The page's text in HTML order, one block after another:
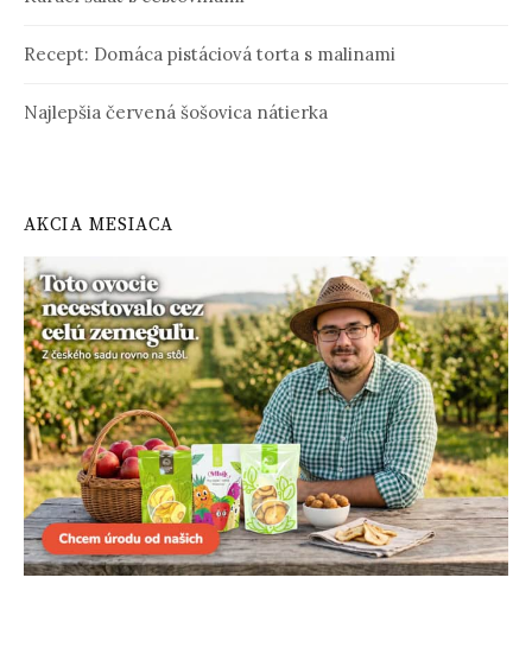
Recept: Domáca pistáciová torta s malinami
Najlepšia červená šošovica nátierka
AKCIA MESIACA